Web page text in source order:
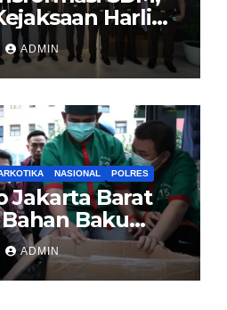
Harli
dengan
ADMIN
NASIONAL POLRES
Jakarta Barat
Baku
Ton
Selamatkan 3,5
ADMIN